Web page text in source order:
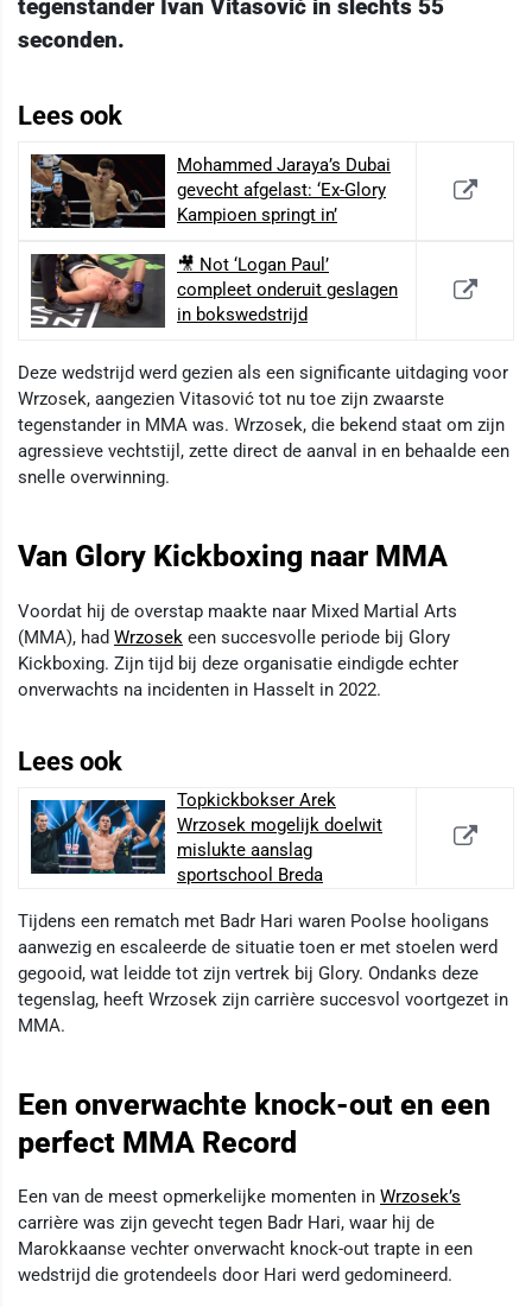
tegenstander Ivan Vitasović in slechts 55
seconden.
Lees ook
Mohammed Jaraya’s Dubai
gevecht afgelast: ‘Ex-Glory
Kampioen springt in’
🎥 Not ‘Logan Paul’
compleet onderuit geslagen
in bokswedstrijd
Deze wedstrijd werd gezien als een significante uitdaging voor
Wrzosek, aangezien Vitasović tot nu toe zijn zwaarste
tegenstander in MMA was. Wrzosek, die bekend staat om zijn
agressieve vechtstijl, zette direct de aanval in en behaalde een
snelle overwinning.
Van Glory Kickboxing naar MMA
Voordat hij de overstap maakte naar Mixed Martial Arts
(MMA), had Wrzosek een succesvolle periode bij Glory
Kickboxing. Zijn tijd bij deze organisatie eindigde echter
onverwachts na incidenten in Hasselt in 2022.
Lees ook
Topkickbokser Arek
Wrzosek mogelijk doelwit
mislukte aanslag
sportschool Breda
Tijdens een rematch met Badr Hari waren Poolse hooligans
aanwezig en escaleerde de situatie toen er met stoelen werd
gegooid, wat leidde tot zijn vertrek bij Glory. Ondanks deze
tegenslag, heeft Wrzosek zijn carrière succesvol voortgezet in
MMA.
Een onverwachte knock-out en een
perfect MMA Record
Een van de meest opmerkelijke momenten in Wrzosek’s
carrière was zijn gevecht tegen Badr Hari, waar hij de
Marokkaanse vechter onverwacht knock-out trapte in een
wedstrijd die grotendeels door Hari werd gedomineerd.